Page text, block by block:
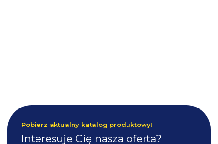
Pobierz aktualny katalog produktowy!
Interesuje Cię nasza oferta?